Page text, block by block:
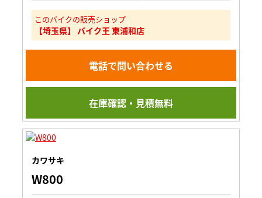
このバイクの販売ショップ
【埼玉県】 バイク王 東浦和店
電話で問い合わせる
在庫確認・見積無料
カワサキ
W800